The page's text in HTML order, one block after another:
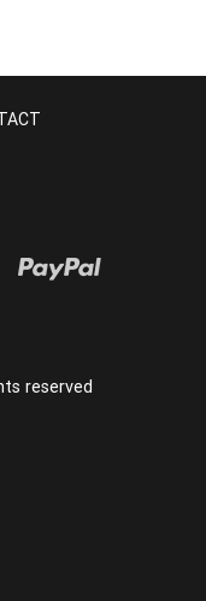
reserved